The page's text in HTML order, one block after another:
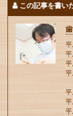
この記事を書い